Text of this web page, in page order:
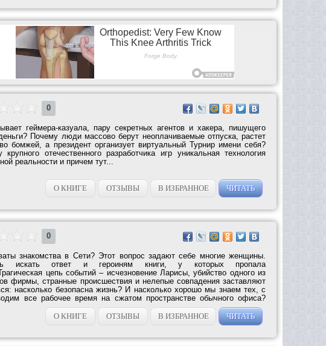
0
геймера-казуала, пару секретных агентов и хакера, пишущего
Почему люди массово берут неоплачиваемые отпуска, растет
бомжей, а президент организует виртуальный Турнир имени себя?
отечественного разработчика игр уникальная технология
реальности и причем тут...
О КНИГЕ ОТЗЫВЫ В ИЗБРАННОЕ ЧИТАТЬ
0
знакомства в Сети? Этот вопрос задают себе многие женщины.
искать ответ и героиням книги, у которых пропала
цепь событий – исчезновение Ларисы, убийство одного из
фирмы, странные происшествия и нелепые совпадения заставляют
насколько безопасна жизнь? И насколько хорошо мы знаем тех, с
все рабочее время на сжатом пространстве обычного офиса?
О КНИГЕ
ОТЗЫВЫ В ИЗБРАННОЕ ЧИТАТЬ